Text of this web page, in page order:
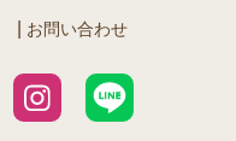
お問い合わせ